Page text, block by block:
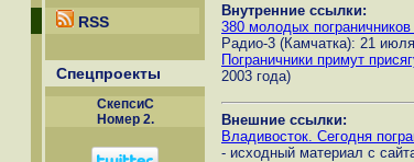
RSS
Спецпроекты
СкепсиС
Номер 2.
Внутренние ссылки:
380 молодых
Радио-3 (Камчатка): 21
Пограничники примут
2003 года)
Внешние ссылки:
Владивосток. Сегодня
- исходный материал с